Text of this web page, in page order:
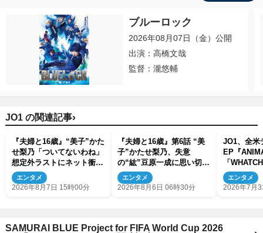
ブルーロック
2026年08月07日（金）公開
出演：高橋文哉
監督：瀧悠輔
JO1 の関連記事›
『夫婦と16歳』“美子”かた
せ梨乃「ついてないわね」
想定外ラストにネット衝撃
「ヤバすぎ…」「怖えぇ」
（ネタバレあり）
エンタメ
2026年8月7日 15時00分
『夫婦と16歳』第6話 “美
子”かたせ梨乃、失意
の“紘”豆原一成に思い切っ
たプレゼント
エンタメ
2026年8月6日 06時30分
JO1、全米
EP『
「
公開！
エンタメ
2026年7月
SAMURAI BLUE Project for FIFA World Cup 2026